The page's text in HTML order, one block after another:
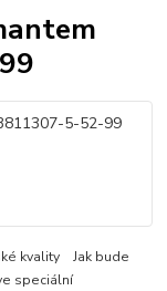
kvality Jak bude
speciální